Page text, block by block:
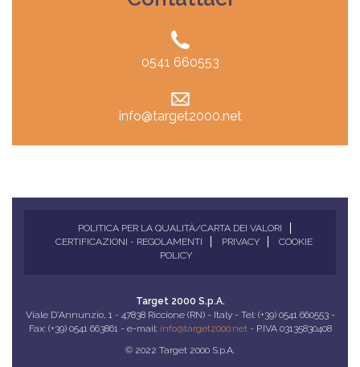
0541 660553
info@target2000.net
POLITICA PER LA QUALITÀ/CARTA DEI VALORI
CERTIFICAZIONI - REGOLAMENTI
PRIVACY
COOKIE
POLICY
Target 2000 S.p.A.
Viale D'Annunzio, 1 - 47838 Riccione (RN) - Italy - Tel: (+39) 0541 660553 -
Fax: (+39) 0541 663861 - e-mail: info@target2000.net - P.IVA 03135830408
© 2022 Target 2000 S.p.A.